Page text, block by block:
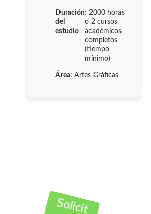
Duración
del
estudio
: 2000 horas
o 2 cursos
académicos
completos
(tiempo
mínimo)
Área: Artes Gráficas
Solicit